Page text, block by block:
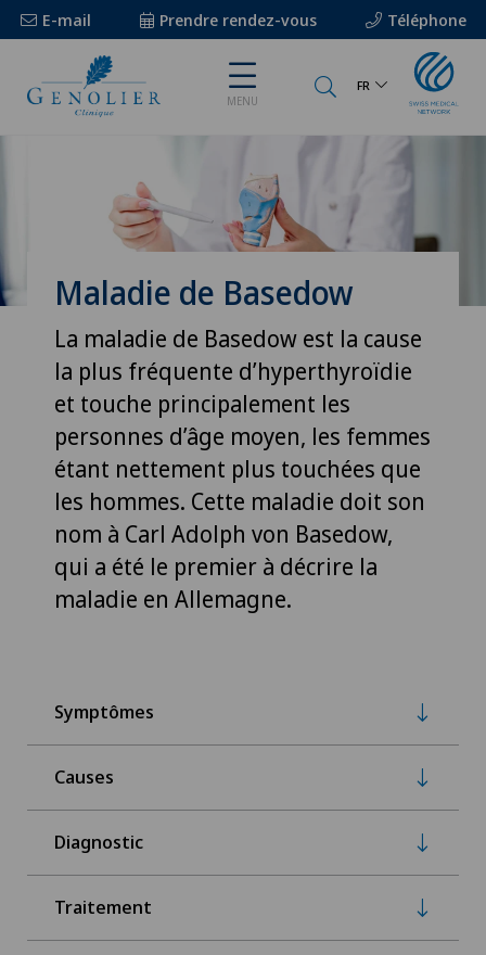
E-mail Prendre rendez-vous Téléphone
MENU
FR
Maladie de Basedow
La maladie de Basedow est la cause
la plus fréquente d’hyperthyroïdie
et touche principalement les
personnes d’âge moyen, les femmes
étant nettement plus touchées que
les hommes. Cette maladie doit son
nom à Carl Adolph von Basedow,
qui a été le premier à décrire la
maladie en Allemagne.
Symptômes
Causes
Diagnostic
Traitement